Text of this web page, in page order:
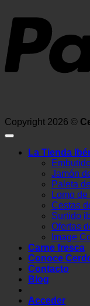
Copyright 2026 ©
La Tienda
Jamón
Paleta
Lomo
Cestas
Surtido
Ofertas
Image
Carne fresca
Conoce
Contacto
Blog
Acceder